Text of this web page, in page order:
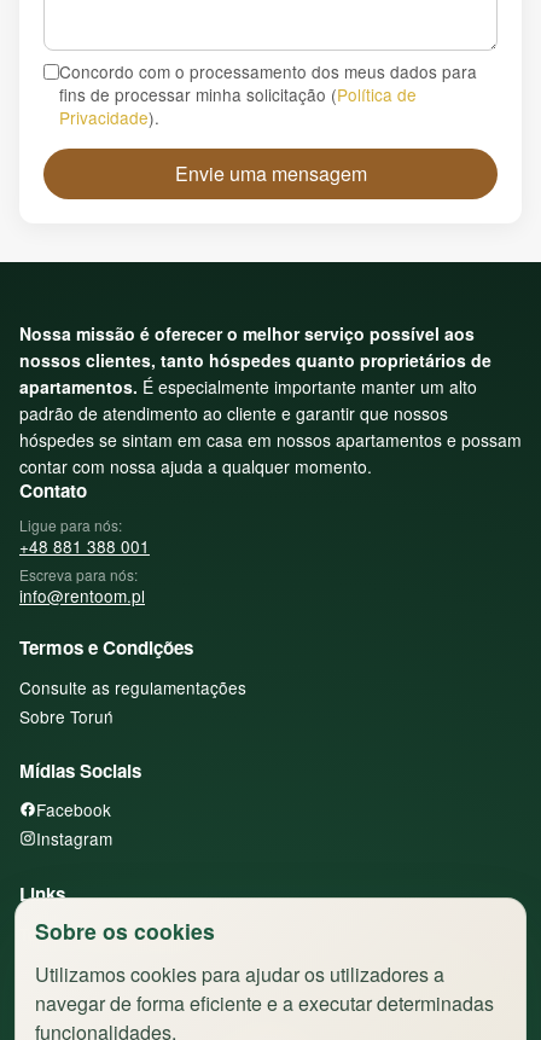
Sobre os cookies
Utilizamos cookies para ajudar os utilizadores a
navegar de forma eficiente e a executar determinadas
funcionalidades.
Concordo com o processamento dos meus dados para
fins de processar minha solicitação (Política de
Privacidade).
Envie uma mensagem
Nossa missão é oferecer o melhor serviço possível aos
nossos clientes, tanto hóspedes quanto proprietários de
apartamentos. É especialmente importante manter um alto
padrão de atendimento ao cliente e garantir que nossos
hóspedes se sintam em casa em nossos apartamentos e possam
contar com nossa ajuda a qualquer momento.
Contato
Ligue para nós:
+48 881 388 001
Escreva para nós:
info@rentoom.pl
Termos e Condições
Consulte as regulamentações
Sobre Toruń
Mídias Sociais
Facebook
Instagram
Links
Todos os apartamentos